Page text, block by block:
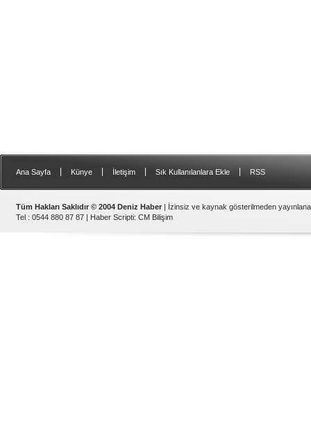
Ana Sayfa Künye İletişim Sık Kullanılanlara Ekle RSS
Tüm Hakları Saklıdır © 2004 Deniz Haber | İzinsiz ve kaynak gösterilmeden
Tel : 0544 880 87 87 | Haber Scripti: CM Bilişim